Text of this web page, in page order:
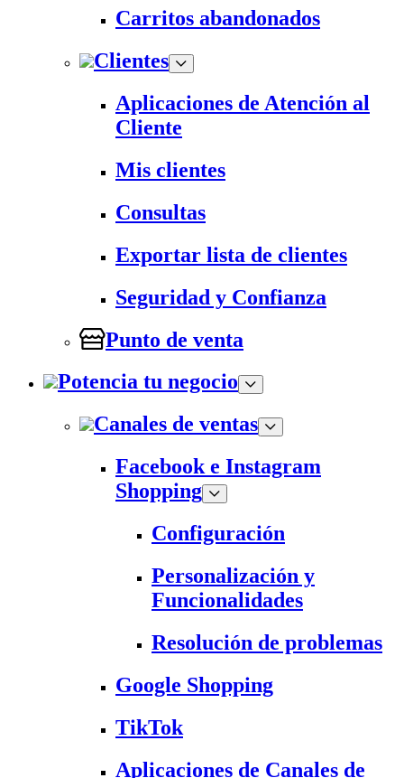
Carritos abandonados
Clientes
Aplicaciones de Atención al
Cliente
Mis clientes
Consultas
Exportar lista de clientes
Seguridad y Confianza
Punto de venta
Potencia tu negocio
Canales de ventas
Facebook e Instagram
Shopping
Configuración
Personalización y
Funcionalidades
Resolución de problemas
Google Shopping
TikTok
Aplicaciones de Canales de